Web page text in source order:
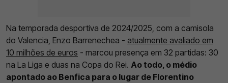
Na temporada desportiva de 2024/2025, com a camisola
do Valencia, Enzo Barrenechea - atualmente avaliado em
10 milhões de euros - marcou presença em 32 partidas: 30
na La Liga e duas na Copa do Rei. Ao todo, o médio
apontado ao Benfica para o lugar de Florentino